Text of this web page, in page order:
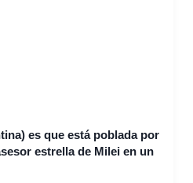
es que está poblada por
estrella de Milei en un